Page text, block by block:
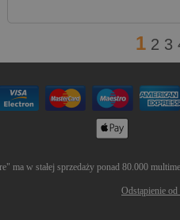
1 2 3
ma w stałej sprzedaży ponad 80.000
Odstąpienie